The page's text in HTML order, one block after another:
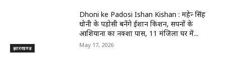
झारखण्ड
Dhoni ke Padosi Ishan Kishan : महेन्द्र सिंह
धोनी के पड़ोसी बनेंगे ईशान किशन, सपनों के
आशियाना का नक्शा पास, 11 मंजिला घर में...
May 17, 2026